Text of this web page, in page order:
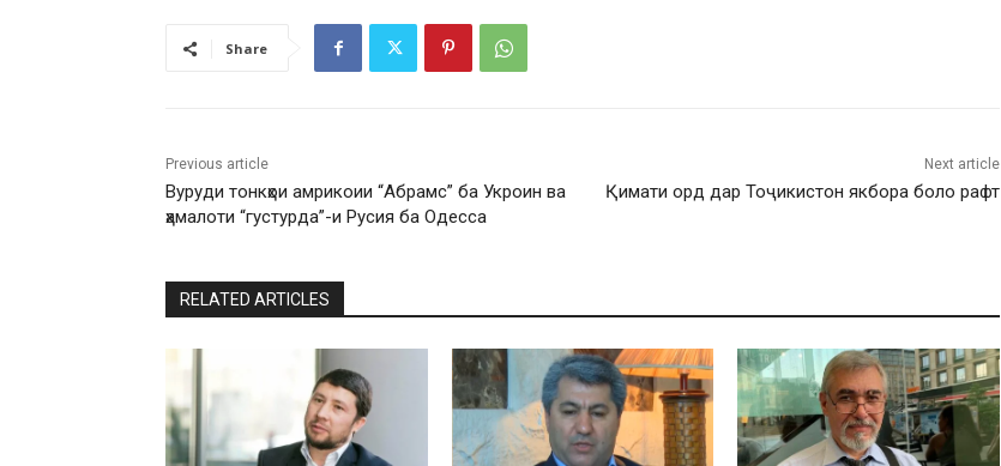
Share
Previous article
Вуруди тонкҳои амрикоии “Абрамс” ба Укроин ва
ҳамалоти “густурда”-и Русия ба Одесса
Next article
Қимати орд дар Тоҷикистон якбора боло рафт
RELATED ARTICLES